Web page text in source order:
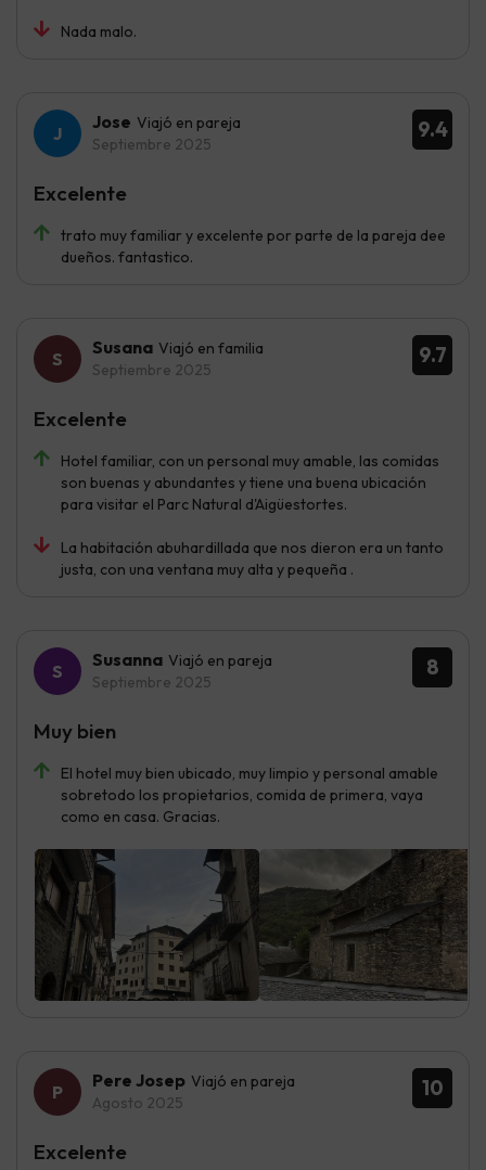
Nada malo.
9.4
Jose Viajó en pareja
Septiembre 2025
trato muy familiar y excelente por parte de la pareja dee
dueños. fantastico.
Excelente
9.7
Susana Viajó en familia
Septiembre 2025
Hotel familiar, con un personal muy amable, las comidas
son buenas y abundantes y tiene una buena ubicación
para visitar el Parc Natural d'Aigüestortes.
La habitación abuhardillada que nos dieron era un tanto
justa, con una ventana muy alta y pequeña .
Excelente
8
Susanna Viajó en pareja
Septiembre 2025
El hotel muy bien ubicado, muy limpio y personal amable
sobretodo los propietarios, comida de primera, vaya
como en casa. Gracias.
Muy bien
10
Pere Josep Viajó en pareja
Agosto 2025
Excelente